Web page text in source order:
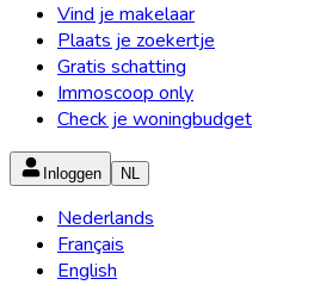
Vind je makelaar
Plaats je zoekertje
Gratis schatting
Immoscoop only
Check je woningbudget
Inloggen NL
Nederlands
Français
English